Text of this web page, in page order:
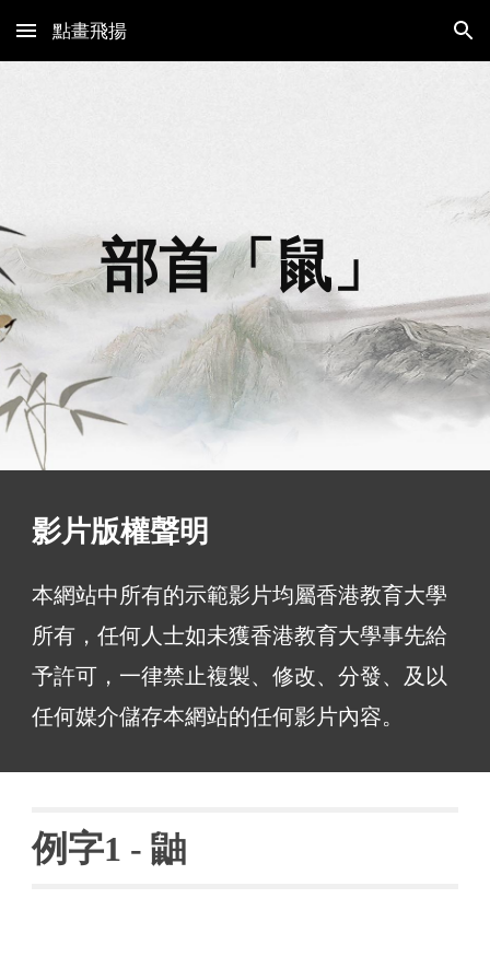
Skip to main content Skip to navigation
點畫飛揚
部首「鼠」
影片版權聲明
本網站中所有的示範影片均屬香港教育大學
所有，任何人士如未獲香港教育大學事先給
予許可，一律禁止複製、修改、分發、及以
任何媒介儲存本網站的任何影片內容。
例字1 - 鼬